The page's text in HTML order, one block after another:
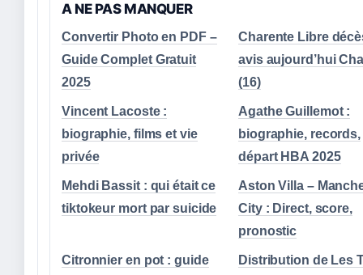
A NE PAS MANQUER
Convertir Photo en PDF –
Guide Complet Gratuit
2025
Charente Libre
avis aujourd’hui
(16)
Vincent Lacoste :
biographie, films et vie
privée
Agathe Guillemot :
biographie, records,
départ HBA 2025
Mehdi Bassit : qui était ce
tiktokeur mort par suicide
Aston Villa –
City : Direct, score,
pronostic
Citronnier en pot : guide
Distribution de Les